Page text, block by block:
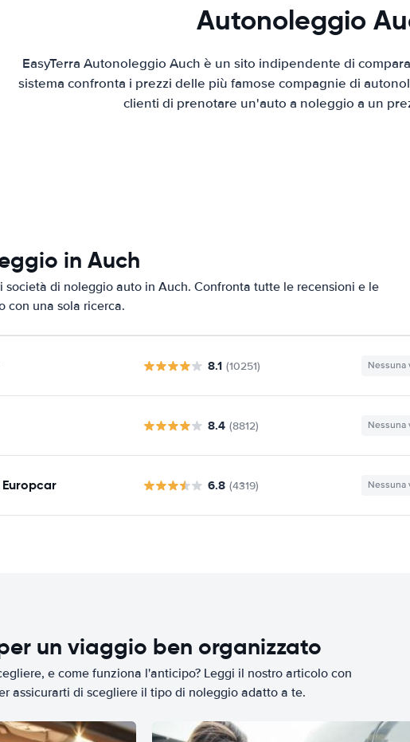
Autonoleggio
EasyTerra Autonoleggio Auch è un sito indipendente di
sistema confronta i prezzi delle più famose compagnie di
clienti di prenotare un'auto a noleggio a un
in Auch
società di noleggio auto in Auch. Confronta tutte le recensioni e le
con una sola ricerca.
8.1 (10251) Nessuna
8.4 (8812) Nessuna
Europcar 6.8 (4319) Nessuna
un viaggio ben organizzato
e come funziona l'anticipo? Leggi il nostro articolo con
assicurarti di scegliere il tipo di noleggio adatto a te.